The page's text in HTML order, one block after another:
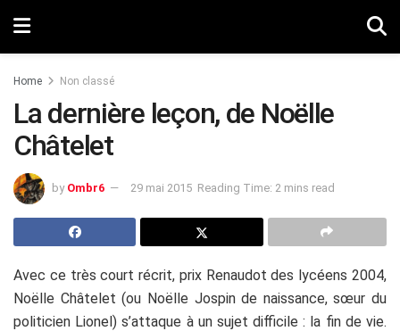
Home Non classé
La dernière leçon, de Noëlle
Châtelet
by Ombr6 29 mai 2015 Reading Time: 2 mins read
Avec ce très court récrit, prix Renaudot des lycéens 2004,
Noëlle Châtelet (ou Noëlle Jospin de naissance, sœur du
politicien Lionel) s’attaque à un sujet difficile : la fin de vie.